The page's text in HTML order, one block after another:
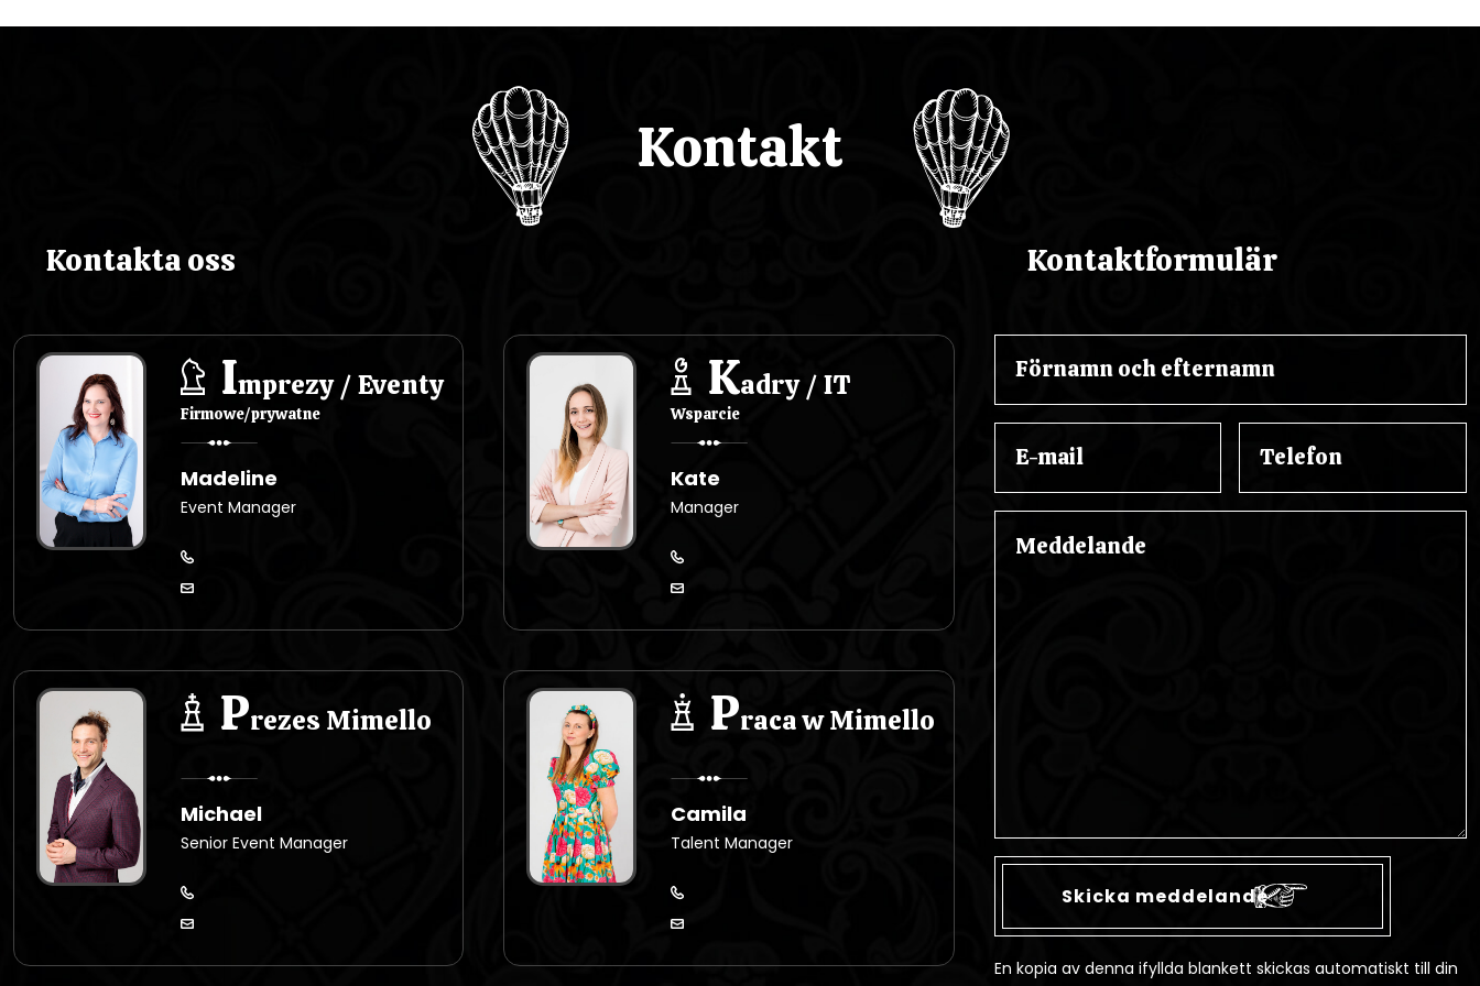
Kontakt
Kontakta oss
Imprezy / Eventy
Firmowe/prywatne
Madeline
Event Manager
Kadry / IT
Wsparcie
Kate
Manager
Prezes Mimello
Michael
Senior Event Manager
Praca w Mimello
Camila
Talent Manager
Kontaktformulär
En kopia av denna ifyllda blankett skickas automatiskt till din